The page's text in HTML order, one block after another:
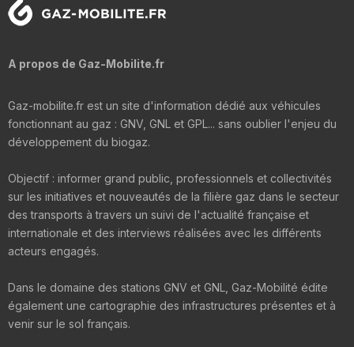
A propos de Gaz-Mobilite.fr
Gaz-mobilite.fr est un site d'information dédié aux véhicules
fonctionnant au gaz : GNV, GNL et GPL... sans oublier l'enjeu du
développement du biogaz.
Objectif : informer grand public, professionnels et collectivités
sur les initiatives et nouveautés de la filière gaz dans le secteur
des transports à travers un suivi de l'actualité française et
internationale et des interviews réalisées avec les différents
acteurs engagés.
Dans le domaine des stations GNV et GNL, Gaz-Mobilité édite
également une cartographie des infrastructures présentes et à
venir sur le sol français.